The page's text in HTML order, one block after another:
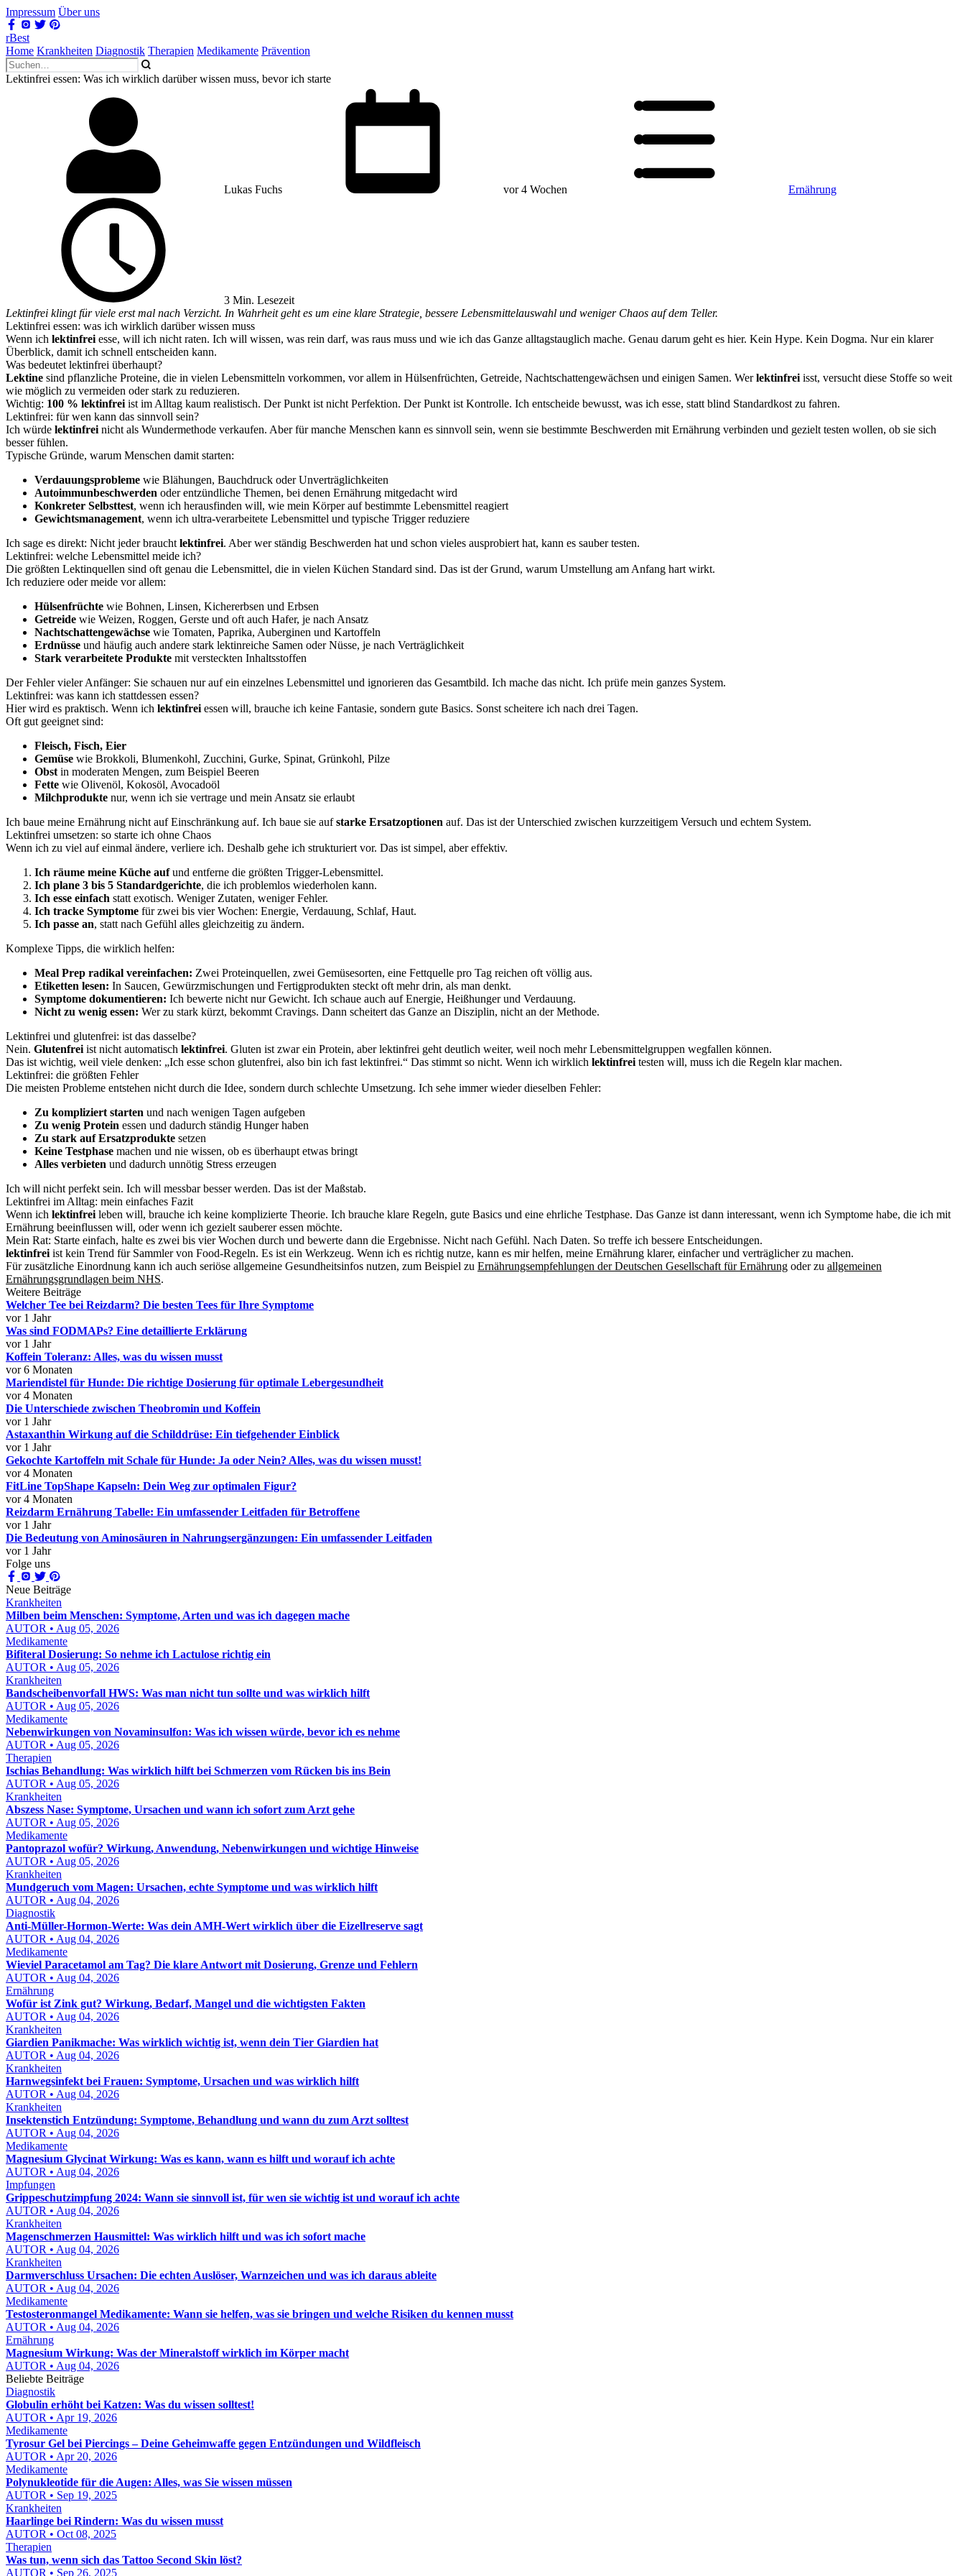
Impressum Über uns
rBest
Home Krankheiten Diagnostik Therapien Medikamente Prävention
Lektinfrei essen: Was ich wirklich darüber wissen muss, bevor ich starte
Lukas Fuchs vor 4 Wochen Ernährung
3 Min. Lesezeit
Lektinfrei klingt für viele erst mal nach Verzicht. In Wahrheit geht es um eine klare Strategie, bessere Lebensmittelauswahl und weniger Chaos auf dem Teller.
Lektinfrei essen: was ich wirklich darüber wissen muss
Wenn ich lektinfrei esse, will ich nicht raten. Ich will wissen, was rein darf, was raus muss und wie ich das Ganze alltagstauglich mache. Genau darum geht es hier. Kein Hype. Kein Dogma. Nur ein klarer
Überblick, damit ich schnell entscheiden kann.
Was bedeutet lektinfrei überhaupt?
Lektine sind pflanzliche Proteine, die in vielen Lebensmitteln vorkommen, vor allem in Hülsenfrüchten, Getreide, Nachtschattengewächsen und einigen Samen. Werlektinfrei isst, versucht diese Stoffe so weit
wie möglich zu vermeiden oder stark zu reduzieren.
Wichtig: 100 % lektinfrei ist im Alltag kaum realistisch. Der Punkt ist nicht Perfektion. Der Punkt ist Kontrolle. Ich entscheide bewusst, was ich esse, statt blind Standardkost zu fahren.
Lektinfrei: für wen kann das sinnvoll sein?
Ich würde lektinfrei nicht als Wundermethode verkaufen. Aber für manche Menschen kann es sinnvoll sein, wenn sie bestimmte Beschwerden mit Ernährung verbinden und gezielt testen wollen, ob sie sich
besser fühlen.
Typische Gründe, warum Menschen damit starten:
Verdauungsprobleme wie Blähungen, Bauchdruck oder Unverträglichkeiten
Autoimmunbeschwerden oder entzündliche Themen, bei denen Ernährung mitgedacht wird
Konkreter Selbsttest, wenn ich herausfinden will, wie mein Körper auf bestimmte Lebensmittel reagiert
Gewichtsmanagement, wenn ich ultra-verarbeitete Lebensmittel und typische Trigger reduziere
Ich sage es direkt: Nicht jeder braucht lektinfrei. Aber wer ständig Beschwerden hat und schon vieles ausprobiert hat, kann es sauber testen.
Lektinfrei: welche Lebensmittel meide ich?
Die größten Lektinquellen sind oft genau die Lebensmittel, die in vielen Küchen Standard sind. Das ist der Grund, warum Umstellung am Anfang hart wirkt.
Ich reduziere oder meide vor allem:
Hülsenfrüchte wie Bohnen, Linsen, Kichererbsen und Erbsen
Getreide wie Weizen, Roggen, Gerste und oft auch Hafer, je nach Ansatz
Nachtschattengewächse wie Tomaten, Paprika, Auberginen und Kartoffeln
Erdnüsse und häufig auch andere stark lektinreiche Samen oder Nüsse, je nach Verträglichkeit
Stark verarbeitete Produkte mit versteckten Inhaltsstoffen
Der Fehler vieler Anfänger: Sie schauen nur auf ein einzelnes Lebensmittel und ignorieren das Gesamtbild. Ich mache das nicht. Ich prüfe mein ganzes System.
Lektinfrei: was kann ich stattdessen essen?
Hier wird es praktisch. Wenn ich lektinfrei essen will, brauche ich keine Fantasie, sondern gute Basics. Sonst scheitere ich nach drei Tagen.
Oft gut geeignet sind:
Fleisch, Fisch, Eier
Gemüse wie Brokkoli, Blumenkohl, Zucchini, Gurke, Spinat, Grünkohl, Pilze
Obst in moderaten Mengen, zum Beispiel Beeren
Fette wie Olivenöl, Kokosöl, Avocadoöl
Milchprodukte nur, wenn ich sie vertrage und mein Ansatz sie erlaubt
Ich baue meine Ernährung nicht auf Einschränkung auf. Ich baue sie aufstarke Ersatzoptionen auf. Das ist der Unterschied zwischen kurzzeitigem Versuch und echtem System.
Lektinfrei umsetzen: so starte ich ohne Chaos
Wenn ich zu viel auf einmal ändere, verliere ich. Deshalb gehe ich strukturiert vor. Das ist simpel, aber effektiv.
Ich räume meine Küche aufund entferne die größten Trigger-Lebensmittel.
Ich plane 3 bis 5 Standardgerichte, die ich problemlos wiederholen kann.
Ich esse einfach statt exotisch. Weniger Zutaten, weniger Fehler.
Ich tracke Symptome für zwei bis vier Wochen: Energie, Verdauung, Schlaf, Haut.
Ich passe an, statt nach Gefühl alles gleichzeitig zu ändern.
Komplexe Tipps, die wirklich helfen:
Meal Prep radikal vereinfachen: Zwei Proteinquellen, zwei Gemüsesorten, eine Fettquelle pro Tag reichen oft völlig aus.
Etiketten lesen: In Saucen, Gewürzmischungen und Fertigprodukten steckt oft mehr drin, als man denkt.
Symptome dokumentieren: Ich bewerte nicht nur Gewicht. Ich schaue auch auf Energie, Heißhunger und Verdauung.
Nicht zu wenig essen: Wer zu stark kürzt, bekommt Cravings. Dann scheitert das Ganze an Disziplin, nicht an der Methode.
Lektinfrei und glutenfrei: ist das dasselbe?
Nein. Glutenfrei ist nicht automatisch lektinfrei. Gluten ist zwar ein Protein, aber lektinfrei geht deutlich weiter, weil noch mehr Lebensmittelgruppen wegfallen können.
Das ist wichtig, weil viele denken: „Ich esse schon glutenfrei, also bin ich fast lektinfrei.“ Das stimmt so nicht. Wenn ich wirklich lektinfrei testen will, muss ich die Regeln klar machen.
Lektinfrei: die größten Fehler
Die meisten Probleme entstehen nicht durch die Idee, sondern durch schlechte Umsetzung. Ich sehe immer wieder dieselben Fehler:
Zu kompliziert starten und nach wenigen Tagen aufgeben
Zu wenig Protein essen und dadurch ständig Hunger haben
Zu stark auf Ersatzprodukte setzen
Keine Testphase machen und nie wissen, ob es überhaupt etwas bringt
Alles verbieten und dadurch unnötig Stress erzeugen
Ich will nicht perfekt sein. Ich will messbar besser werden. Das ist der Maßstab.
Lektinfrei im Alltag: mein einfaches Fazit
Wenn ich lektinfrei leben will, brauche ich keine komplizierte Theorie. Ich brauche klare Regeln, gute Basics und eine ehrliche Testphase. Das Ganze ist dann interessant, wenn ich Symptome habe, die ich mit
Ernährung beeinflussen will, oder wenn ich gezielt sauberer essen möchte.
Mein Rat: Starte einfach, halte es zwei bis vier Wochen durch und bewerte dann die Ergebnisse. Nicht nach Gefühl. Nach Daten. So treffe ich bessere Entscheidungen.
lektinfrei ist kein Trend für Sammler von Food-Regeln. Es ist ein Werkzeug. Wenn ich es richtig nutze, kann es mir helfen, meine Ernährung klarer, einfacher und verträglicher zu machen.
Für zusätzliche Einordnung kann ich auch seriöse allgemeine Gesundheitsinfos nutzen, zum Beispiel zu Ernährungsempfehlungen der Deutschen Gesellschaft für Ernährung oder zu allgemeinen
Ernährungsgrundlagen beim NHS.
Weitere Beiträge
Welcher Tee bei Reizdarm? Die besten Tees für Ihre Symptome
vor 1 Jahr
Was sind FODMAPs? Eine detaillierte Erklärung
vor 1 Jahr
Koffein Toleranz: Alles, was du wissen musst
vor 6 Monaten
Mariendistel für Hunde: Die richtige Dosierung für optimale Lebergesundheit
vor 4 Monaten
Die Unterschiede zwischen Theobromin und Koffein
vor 1 Jahr
Astaxanthin Wirkung auf die Schilddrüse: Ein tiefgehender Einblick
vor 1 Jahr
Gekochte Kartoffeln mit Schale für Hunde: Ja oder Nein? Alles, was du wissen musst!
vor 4 Monaten
FitLine TopShape Kapseln: Dein Weg zur optimalen Figur?
vor 4 Monaten
Reizdarm Ernährung Tabelle: Ein umfassender Leitfaden für Betroffene
vor 1 Jahr
Die Bedeutung von Aminosäuren in Nahrungsergänzungen: Ein umfassender Leitfaden
vor 1 Jahr
Folge uns
Neue Beiträge
Krankheiten
Milben beim Menschen: Symptome, Arten und was ich dagegen mache
AUTOR • Aug 05, 2026
Medikamente
Bifiteral Dosierung: So nehme ich Lactulose richtig ein
AUTOR • Aug 05, 2026
Krankheiten
Bandscheibenvorfall HWS: Was man nicht tun sollte und was wirklich hilft
AUTOR • Aug 05, 2026
Medikamente
Nebenwirkungen von Novaminsulfon: Was ich wissen würde, bevor ich es nehme
AUTOR • Aug 05, 2026
Therapien
Ischias Behandlung: Was wirklich hilft bei Schmerzen vom Rücken bis ins Bein
AUTOR • Aug 05, 2026
Krankheiten
Abszess Nase: Symptome, Ursachen und wann ich sofort zum Arzt gehe
AUTOR • Aug 05, 2026
Medikamente
Pantoprazol wofür? Wirkung, Anwendung, Nebenwirkungen und wichtige Hinweise
AUTOR • Aug 05, 2026
Krankheiten
Mundgeruch vom Magen: Ursachen, echte Symptome und was wirklich hilft
AUTOR • Aug 04, 2026
Diagnostik
Anti-Müller-Hormon-Werte: Was dein AMH-Wert wirklich über die Eizellreserve sagt
AUTOR • Aug 04, 2026
Medikamente
Wieviel Paracetamol am Tag? Die klare Antwort mit Dosierung, Grenze und Fehlern
AUTOR • Aug 04, 2026
Ernährung
Wofür ist Zink gut? Wirkung, Bedarf, Mangel und die wichtigsten Fakten
AUTOR • Aug 04, 2026
Krankheiten
Giardien Panikmache: Was wirklich wichtig ist, wenn dein Tier Giardien hat
AUTOR • Aug 04, 2026
Krankheiten
Harnwegsinfekt bei Frauen: Symptome, Ursachen und was wirklich hilft
AUTOR • Aug 04, 2026
Krankheiten
Insektenstich Entzündung: Symptome, Behandlung und wann du zum Arzt solltest
AUTOR • Aug 04, 2026
Medikamente
Magnesium Glycinat Wirkung: Was es kann, wann es hilft und worauf ich achte
AUTOR • Aug 04, 2026
Impfungen
Grippeschutzimpfung 2024: Wann sie sinnvoll ist, für wen sie wichtig ist und worauf ich achte
AUTOR • Aug 04, 2026
Krankheiten
Magenschmerzen Hausmittel: Was wirklich hilft und was ich sofort mache
AUTOR • Aug 04, 2026
Krankheiten
Darmverschluss Ursachen: Die echten Auslöser, Warnzeichen und was ich daraus ableite
AUTOR • Aug 04, 2026
Medikamente
Testosteronmangel Medikamente: Wann sie helfen, was sie bringen und welche Risiken du kennen musst
AUTOR • Aug 04, 2026
Ernährung
Magnesium Wirkung: Was der Mineralstoff wirklich im Körper macht
AUTOR • Aug 04, 2026
Beliebte Beiträge
Diagnostik
Globulin erhöht bei Katzen: Was du wissen solltest!
AUTOR • Apr 19, 2026
Medikamente
Tyrosur Gel bei Piercings – Deine Geheimwaffe gegen Entzündungen und Wildfleisch
AUTOR • Apr 20, 2026
Medikamente
Polynukleotide für die Augen: Alles, was Sie wissen müssen
AUTOR • Sep 19, 2025
Krankheiten
Haarlinge bei Rindern: Was du wissen musst
AUTOR • Oct 08, 2025
Therapien
Was tun, wenn sich das Tattoo Second Skin löst?
AUTOR • Sep 26, 2025